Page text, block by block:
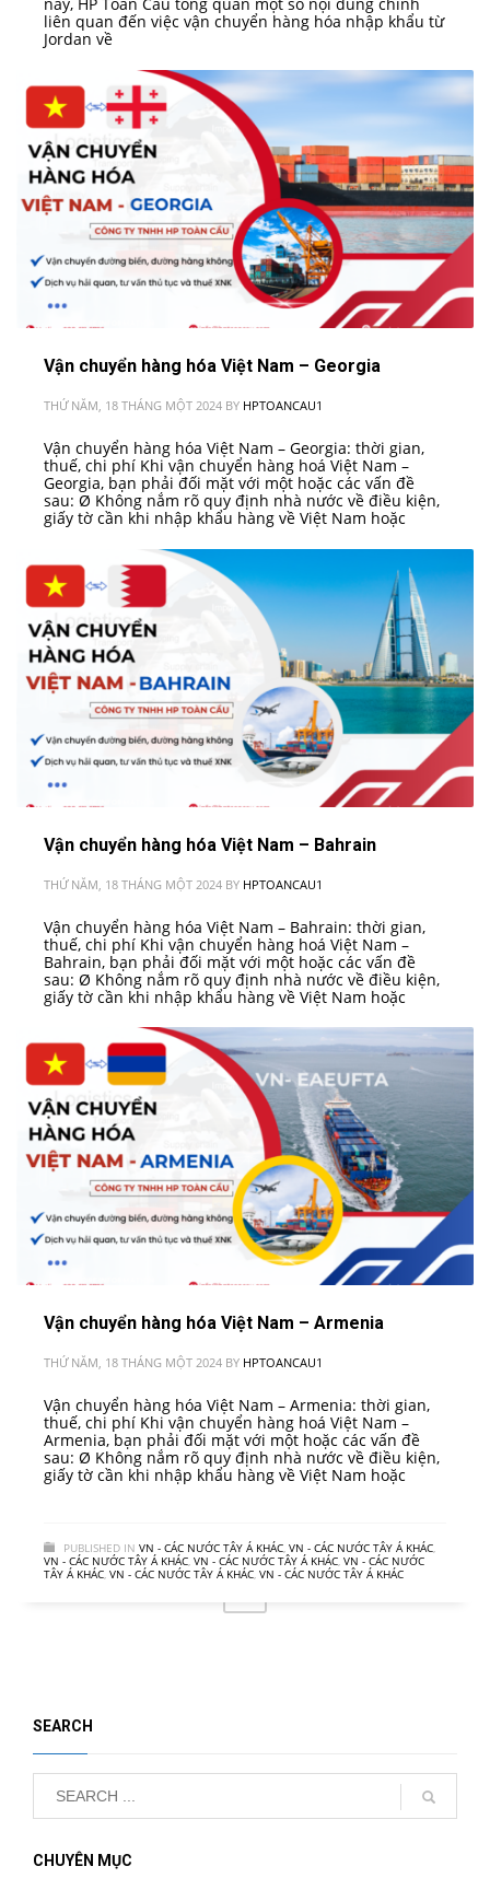
liên quan đến việc vận chuyển hàng hóa nhập khẩu từ
Jordan về
Vận chuyển hàng hóa Việt Nam – Georgia
THỨ NĂM, 18 THÁNG MỘT 2024 BY HPTOANCAU1
Vận chuyển hàng hóa Việt Nam – Georgia: thời gian,
thuế, chi phí Khi vận chuyển hàng hoá Việt Nam –
Georgia, bạn phải đối mặt với một hoặc các vấn đề
sau: Ø Không nắm rõ quy định nhà nước về điều kiện,
giấy tờ cần khi nhập khẩu hàng về Việt Nam hoặc
Vận chuyển hàng hóa Việt Nam – Bahrain
THỨ NĂM, 18 THÁNG MỘT 2024 BY HPTOANCAU1
Vận chuyển hàng hóa Việt Nam – Bahrain: thời gian,
thuế, chi phí Khi vận chuyển hàng hoá Việt Nam –
Bahrain, bạn phải đối mặt với một hoặc các vấn đề
sau: Ø Không nắm rõ quy định nhà nước về điều kiện,
giấy tờ cần khi nhập khẩu hàng về Việt Nam hoặc
Vận chuyển hàng hóa Việt Nam – Armenia
THỨ NĂM, 18 THÁNG MỘT 2024 BY HPTOANCAU1
Vận chuyển hàng hóa Việt Nam – Armenia: thời gian,
thuế, chi phí Khi vận chuyển hàng hoá Việt Nam –
Armenia, bạn phải đối mặt với một hoặc các vấn đề
sau: Ø Không nắm rõ quy định nhà nước về điều kiện,
giấy tờ cần khi nhập khẩu hàng về Việt Nam hoặc
PUBLISHED IN VN - CÁC NƯỚC TÂY Á KHÁC, VN - CÁC NƯỚC TÂY Á KHÁC,
VN - CÁC NƯỚC TÂY Á KHÁC, VN - CÁC NƯỚC TÂY Á KHÁC, VN - CÁC NƯỚC
TÂY Á KHÁC, VN - CÁC NƯỚC TÂY Á KHÁC, VN - CÁC NƯỚC TÂY Á KHÁC
1 2 3
SEARCH
CHUYÊN MỤC